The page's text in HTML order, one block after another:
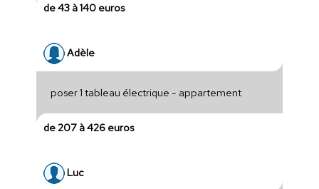
de 43 à 140 euros
Adèle
poser 1 tableau électrique - appartement
de 207 à 426 euros
Luc